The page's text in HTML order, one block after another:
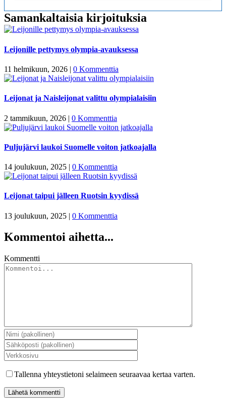
Samankaltaisia kirjoituksia
Leijonille pettymys olympia-avauksessa
11 helmikuun, 2026 | 0 Kommenttia
Leijonat ja Naisleijonat valittu olympialaisiin
2 tammikuun, 2026 | 0 Kommenttia
Puljujärvi laukoi Suomelle voiton jatkoajalla
14 joulukuun, 2025 | 0 Kommenttia
Leijonat taipui jälleen Ruotsin kyydissä
13 joulukuun, 2025 | 0 Kommenttia
Kommentoi aihetta...
Kommentti
Tallenna yhteystietoni selaimeen seuraavaa kertaa varten.